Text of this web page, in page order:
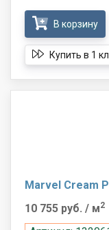
В корзину
Купить в 1
Marvel Cream
10 755 руб. / м2